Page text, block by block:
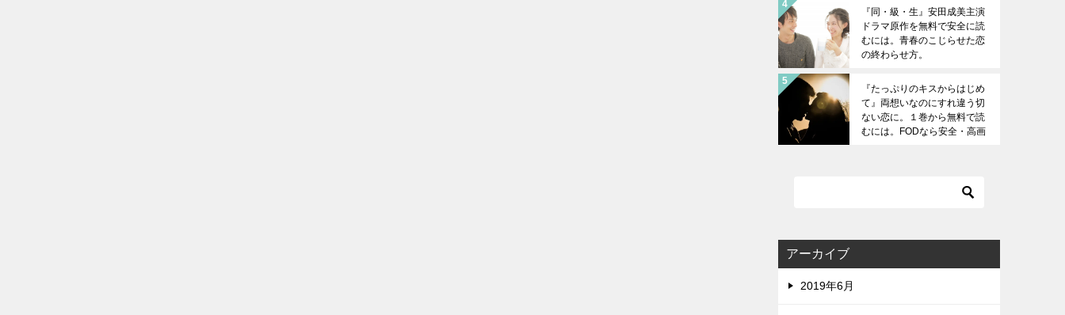
険です。
『同・級・生』安田成美主演
ドラマ原作を無料で安全に読
むには。青春のこじらせた恋
の終わらせ方。
『たっぷりのキスからはじめ
て』両想いなのにすれ違う切
ない恋に。１巻から無料で読
むには。FODなら安全・高画
アーカイブ
2019年6月